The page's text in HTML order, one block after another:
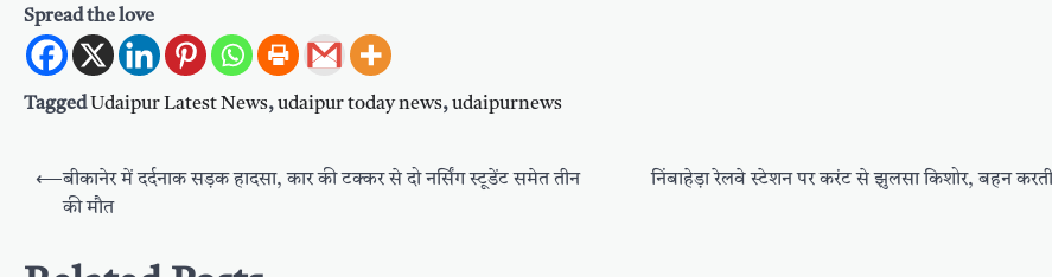
Spread the love
TaggedUdaipur Latest News,udaipur today news,udaipurnews
Post
navigation
⟵बीकानेर में दर्दनाक सड़क हादसा, कार की टक्कर से दो नर्सिंग स्टूडेंट समेत तीन
की मौत
निंबाहेड़ा रेलवे स्टेशन पर करंट से झुलसा किशोर, बहन